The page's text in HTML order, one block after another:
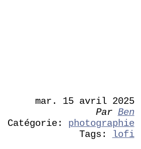
mar. 15 avril 2025
ParBen
Catégorie: photographie
Tags:lofi